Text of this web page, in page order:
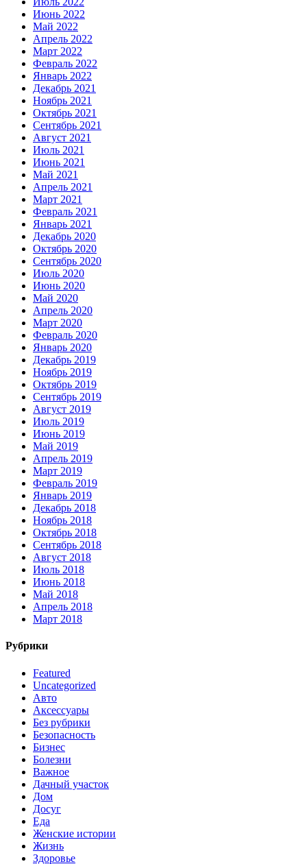
Июнь 2022
Май 2022
Апрель 2022
Март 2022
Февраль 2022
Январь 2022
Декабрь 2021
Ноябрь 2021
Октябрь 2021
Сентябрь 2021
Август 2021
Июль 2021
Июнь 2021
Май 2021
Апрель 2021
Март 2021
Февраль 2021
Январь 2021
Декабрь 2020
Октябрь 2020
Сентябрь 2020
Июль 2020
Июнь 2020
Май 2020
Апрель 2020
Март 2020
Февраль 2020
Январь 2020
Декабрь 2019
Ноябрь 2019
Октябрь 2019
Сентябрь 2019
Август 2019
Июль 2019
Июнь 2019
Май 2019
Апрель 2019
Март 2019
Февраль 2019
Январь 2019
Декабрь 2018
Ноябрь 2018
Октябрь 2018
Сентябрь 2018
Август 2018
Июль 2018
Июнь 2018
Май 2018
Апрель 2018
Март 2018
Рубрики
Featured
Uncategorized
Авто
Аксессуары
Без рубрики
Безопасность
Бизнес
Болезни
Важное
Дачный участок
Дом
Досуг
Еда
Женские истории
Жизнь
Здоровье